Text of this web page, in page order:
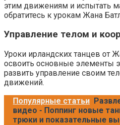
этим движениям и испытать
обратитесь к урокам Жана
Управление телом и
Уроки ирландских танцев от
освоить основные элементы
развить управление своим
движений.
Популярные статьи
видео - Поппинг новые
трюки и показательные